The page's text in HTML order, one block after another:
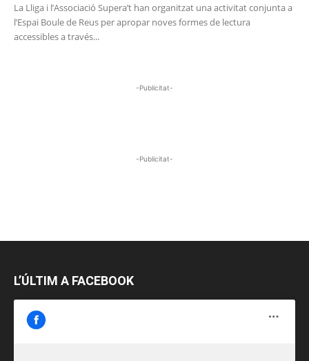
La Lliga i l’Associació Supera’t han organitzat una activitat conjunta a
l’Espai Boule de Reus per apropar noves formes de lectura
accessibles a través...
-Publicitat-
-Publicitat-
L’ÚLTIM A FACEBOOK